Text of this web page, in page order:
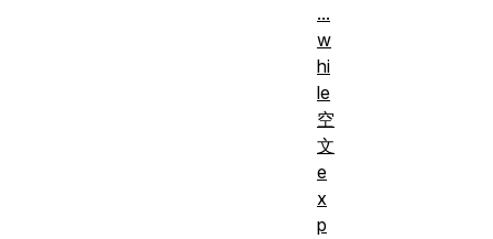
...
w
hi
le
空
文
e
x
p